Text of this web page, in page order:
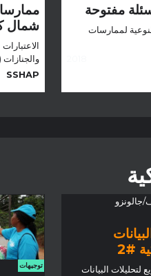
مفتوحة
لممارسات
شمال
SSHAP
#2
لتحليلات البيانات
توجيهات